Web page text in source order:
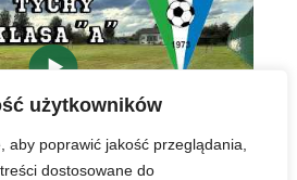
użytkowników
aby poprawić jakość przeglądania,
dostosowane do
▶